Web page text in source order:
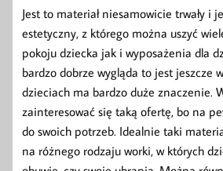
Jest to materiał niesamowicie trwały i
estetyczny, z którego można uszyć
pokoju dziecka jak i wyposażenia dla
bardzo dobrze wygląda to jest jeszcze
dzieciach ma bardzo duże znaczenie.
zainteresować się taką ofertę, bo na
do swoich potrzeb. Idealnie taki
na różnego rodzaju worki, w których